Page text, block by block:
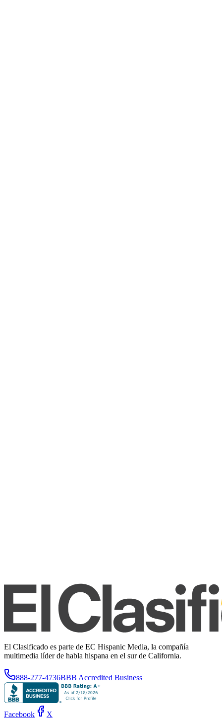
El Clasificado es parte de EC Hispanic Media, la compañía
multimedia líder de habla hispana en el sur de California.
888-277-4736BBB Accredited Business
Facebook X